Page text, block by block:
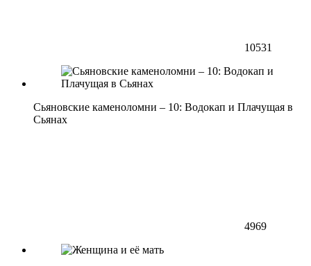
10531
Сьяновские каменоломни – 10: Водокап и Плачущая в
Сьянах
4969